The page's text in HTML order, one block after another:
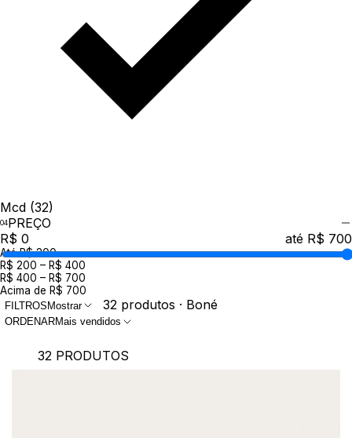
Mcd (32)
PREÇO
R$ 0
até R$ 700
Até R$ 200
R$ 200 – R$ 400
R$ 400 – R$ 700
Acima de R$ 700
FILTROS Mostrar 32 produtos · Boné
ORDENARMais vendidos
32 PRODUTOS